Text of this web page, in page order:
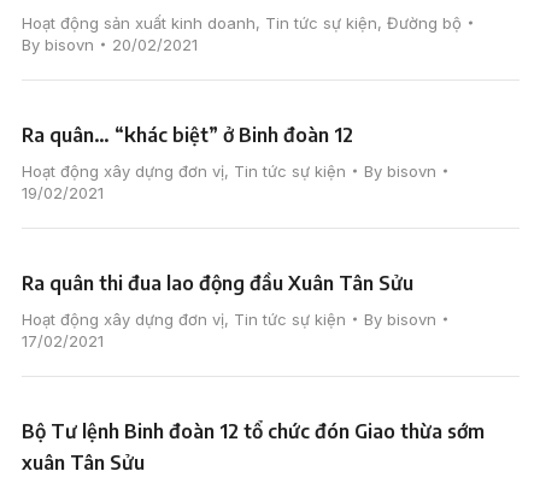
Hoạt động sản xuất kinh doanh, Tin tức sự kiện, Đường bộ
By bisovn 20/02/2021
Ra quân… “khác biệt” ở Binh đoàn 12
Hoạt động xây dựng đơn vị, Tin tức sự kiện By bisovn
19/02/2021
Ra quân thi đua lao động đầu Xuân Tân Sửu
Hoạt động xây dựng đơn vị, Tin tức sự kiện By bisovn
17/02/2021
Bộ Tư lệnh Binh đoàn 12 tổ chức đón Giao thừa sớm
xuân Tân Sửu